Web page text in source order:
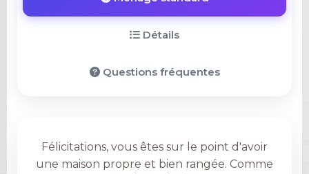
Détails
Questions fréquentes
Félicitations, vous êtes sur le point d'avoir
une maison propre et bien rangée. Comme